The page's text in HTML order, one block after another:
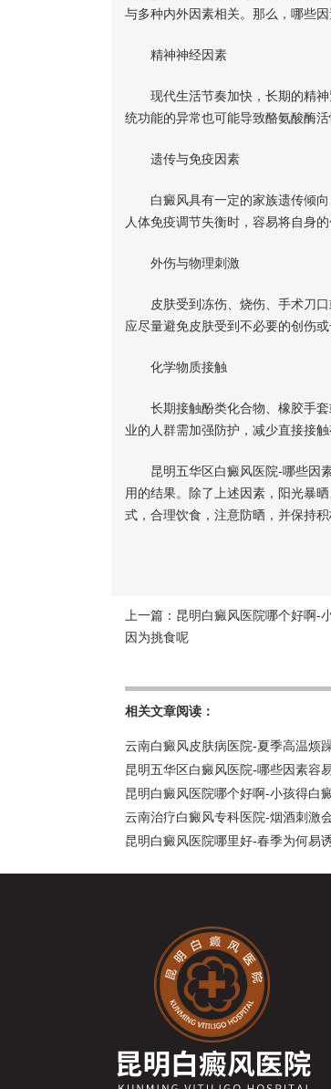
与多种内外因素相关。那么，哪些
精神神经因素
现代生活节奏加快，长期的精神
统功能的异常也可能导致酪氨酸酶
遗传与免疫因素
白癜风具有一定的家族遗传倾向
人体免疫调节失衡时，容易将自身
外伤与物理刺激
皮肤受到冻伤、烧伤、手术刀口
应尽量避免皮肤受到不必要的创伤
化学物质接触
长期接触酚类化合物、橡胶手套
业的人群需加强防护，减少直接接触
昆明五华区白癜风医院-哪些因素
用的结果。除了上述因素，阳光暴
式，合理饮食，注意防晒，并保持
上一篇： 昆明白癜风医院哪个好啊-
因为挑食呢
相关文章阅读：
云南白癜风皮肤病医院-夏季高温烦
昆明五华区白癜风医院-哪些因素容
昆明白癜风医院哪个好啊-小孩得白
云南治疗白癜风专科医院-烟酒刺激
昆明白癜风医院哪里好-春季为何易